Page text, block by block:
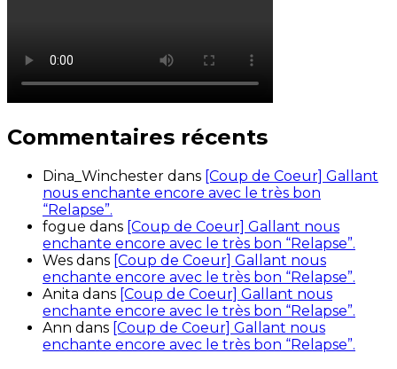
Commentaires récents
Dina_Winchester dans [Coup de Coeur] Gallant
nous enchante encore avec le très bon
“Relapse”.
fogue dans [Coup de Coeur] Gallant nous
enchante encore avec le très bon “Relapse”.
Wes dans [Coup de Coeur] Gallant nous
enchante encore avec le très bon “Relapse”.
Anita dans [Coup de Coeur] Gallant nous
enchante encore avec le très bon “Relapse”.
Ann dans [Coup de Coeur] Gallant nous
enchante encore avec le très bon “Relapse”.